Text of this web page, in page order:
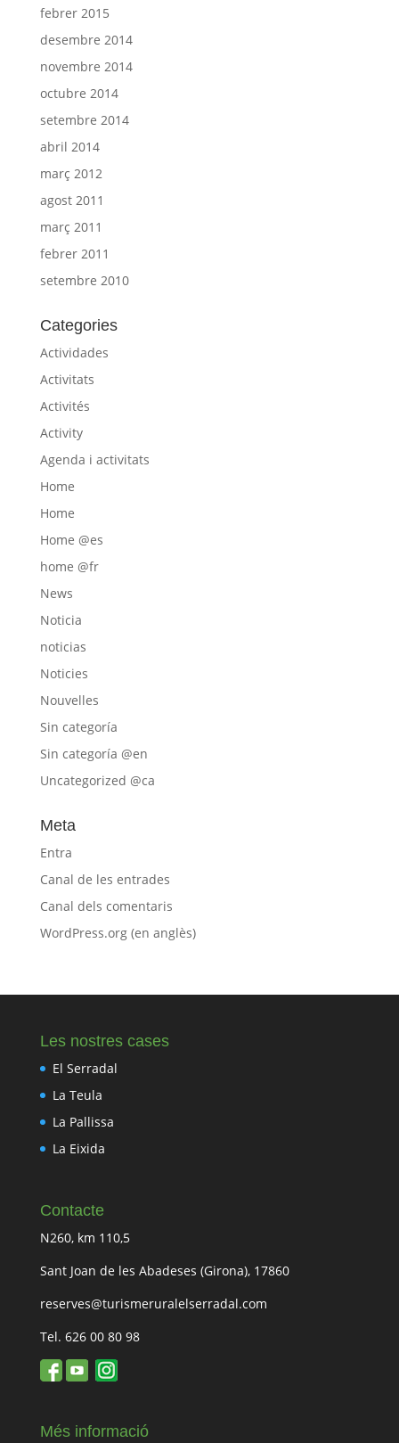
febrer 2015
desembre 2014
novembre 2014
octubre 2014
setembre 2014
abril 2014
març 2012
agost 2011
març 2011
febrer 2011
setembre 2010
Categories
Actividades
Activitats
Activités
Activity
Agenda i activitats
Home
Home
Home @es
home @fr
News
Noticia
noticias
Noticies
Nouvelles
Sin categoría
Sin categoría @en
Uncategorized @ca
Meta
Entra
Canal de les entrades
Canal dels comentaris
WordPress.org (en anglès)
Les nostres cases
El Serradal
La Teula
La Pallissa
La Eixida
Contacte
N260, km 110,5
Sant Joan de les Abadeses (Girona), 17860
reserves@turismeruralelserradal.com
Tel. 626 00 80 98
Més informació